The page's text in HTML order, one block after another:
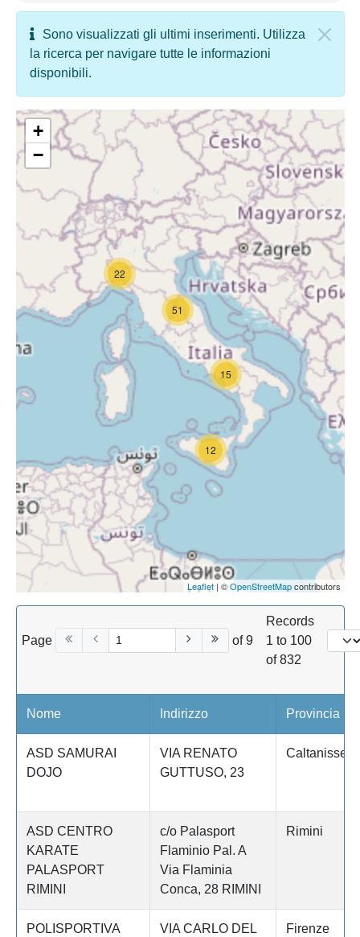
Sono visualizzati gli ultimi inserimenti. Utilizza
la ricerca per navigare tutte le informazioni
disponibili.
15
12
22
51
+
−
Leaflet| ©OpenStreetMapcontributors
Page of 9
Records
1 to 100
of 832
Nome Indirizzo Provincia
ASD SAMURAI
DOJO
VIA RENATO
GUTTUSO, 23
Caltanissetta
ASD CENTRO
KARATE
PALASPORT
RIMINI
c/o Palasport
Flaminio Pal. A
Via Flaminia
Conca, 28 RIMINI
Rimini
POLISPORTIVA
VIA CARLO DEL
Firenze